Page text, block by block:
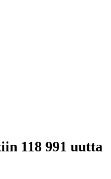
118 991 uutta